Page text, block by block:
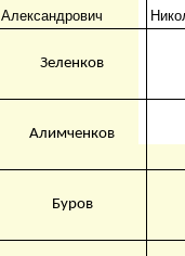
Александрович
Зеленков
Алимченков
Буров